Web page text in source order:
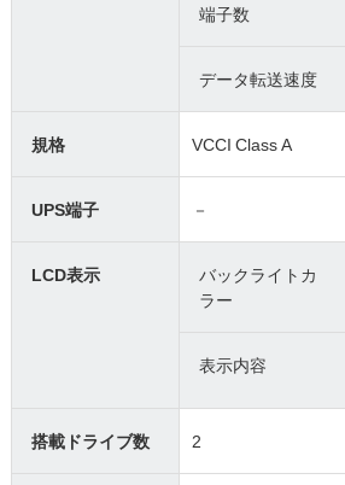
端子数
データ転送速度
規格 VCCI Class A
UPS端子 －
LCD表示
バックライトカ
ラー
表示内容
搭載ドライブ数 2